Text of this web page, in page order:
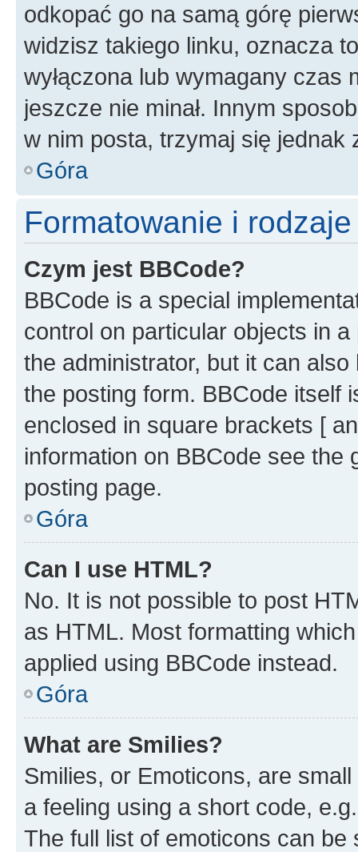
odkopać go na samą górę
widzisz takiego linku, oznacza
wyłączona lub wymagany czas
jeszcze nie minał. Innym
w nim posta, trzymaj się jednak
Góra
Formatowanie i
Czym jest BBCode?
BBCode is a special
control on particular objects in
the administrator, but it can
the posting form. BBCode itself
enclosed in square brackets [
information on BBCode see
posting page.
Góra
Can I use HTML?
No. It is not possible to post
as HTML. Most formatting
applied using BBCode instead.
Góra
What are Smilies?
Smilies, or Emoticons, are
a feeling using a short code,
The full list of emoticons can